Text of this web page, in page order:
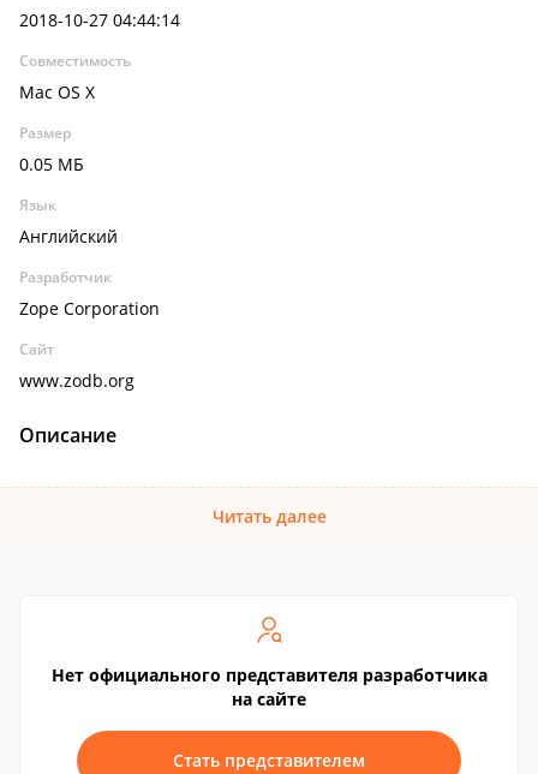
2018-10-27 04:44:14
Совместимость
Mac OS X
Размер
0.05 МБ
Язык
Английский
Разработчик
Zope Corporation
Сайт
www.zodb.org
Описание
Читать далее
Нет официального представителя разработчика
на сайте
Стать представителем